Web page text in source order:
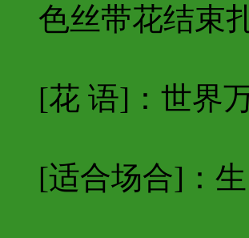
色丝带花结束
[花 语]：世界
[适合场合]：